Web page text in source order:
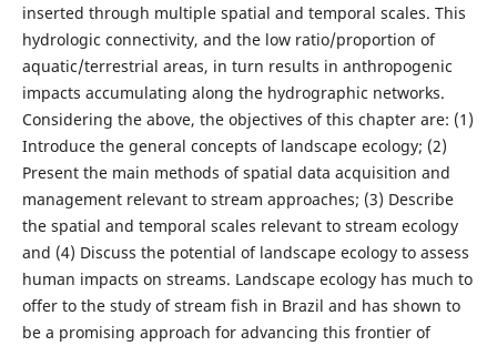
inserted through multiple spatial and temporal scales. This
hydrologic connectivity, and the low ratio/proportion of
aquatic/terrestrial areas, in turn results in anthropogenic
impacts accumulating along the hydrographic networks.
Considering the above, the objectives of this chapter are: (1)
Introduce the general concepts of landscape ecology; (2)
Present the main methods of spatial data acquisition and
management relevant to stream approaches; (3) Describe
the spatial and temporal scales relevant to stream ecology
and (4) Discuss the potential of landscape ecology to assess
human impacts on streams. Landscape ecology has much to
offer to the study of stream fish in Brazil and has shown to
be a promising approach for advancing this frontier of